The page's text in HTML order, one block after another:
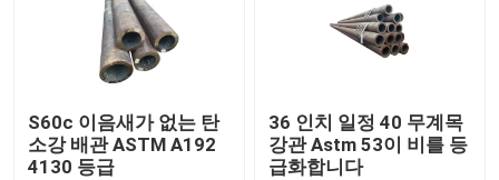
이음새가 없는 합금 파이프
고압 보일러 배관
정확성 강관
S60c 이음새가 없는 탄
소강 배관 ASTM A192
4130 등급
36 인치 일정 40 무계목
강관 Astm 53이 비를 등
급화합니다